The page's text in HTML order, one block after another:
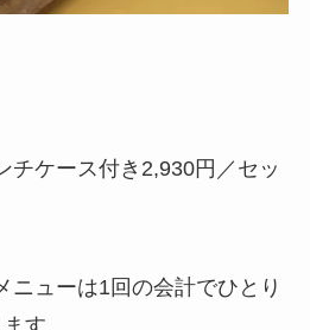
チケース付き2,930円／セッ
ューは1回の会計でひとり
す